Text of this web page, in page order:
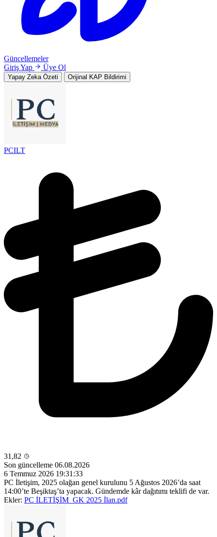
Güncellemeler
Giriş Yap
Üye Ol
Yapay Zeka Özeti Orijinal KAP Bildirimi
PCILT
31,82
Son güncelleme 06.08.2026
6 Temmuz 2026 19:31:33
PC İletişim, 2025 olağan genel kurulunu 5 Ağustos 2026’da saat
14:00’te Beşiktaş’ta yapacak. Gündemde kâr dağıtımı teklifi de var.
Ekler: PC İLETİŞİM_GK 2025 İlan.pdf